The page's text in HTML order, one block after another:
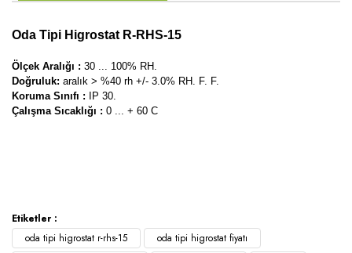
Oda Tipi Higrostat R-RHS-15
Ölçek Aralığı : 30 ... 100% RH.
Doğruluk: aralık > %40 rh +/- 3.0% RH. F. F.
Koruma Sınıfı : IP 30.
Çalışma Sıcaklığı : 0 ... + 60 C
Etiketler :
oda tipi higrostat r-rhs-15
oda tipi higrostat fiyatı